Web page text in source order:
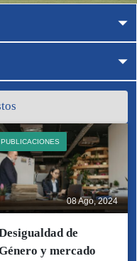
08 Ago, 2024
PUBLICACIONES
de
y mercado